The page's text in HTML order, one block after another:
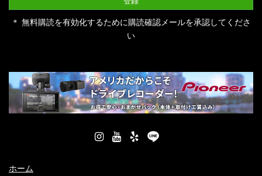
＊ 無料購読を有効化するために購読確認メールを承認してくださ
い
ホーム